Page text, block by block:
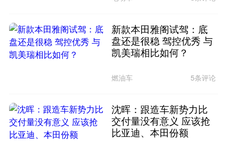
新款本田雅阁试驾：底
盘还是很稳 驾控优秀 与
凯美瑞相比如何？
燃油车 5条评论
沈晖：跟造车新势力比
交付量没有意义 应该抢
比亚迪、本田份额